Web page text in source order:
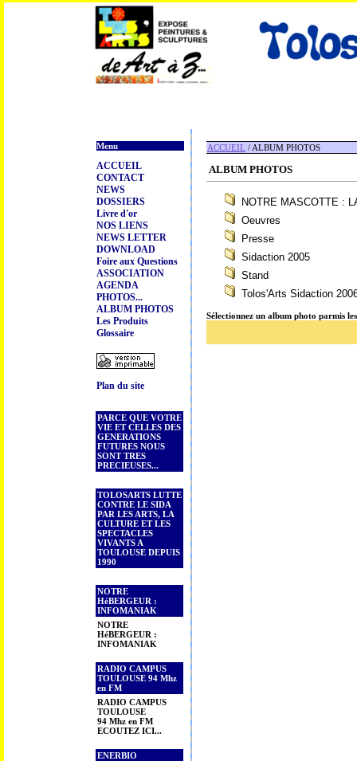
Menu
ACCUEIL
CONTACT
NEWS
DOSSIERS
Livre d'or
NOS LIENS
NEWS LETTER
DOWNLOAD
Foire aux Questions
ASSOCIATION
AGENDA
PHOTOS...
ALBUM PHOTOS
Les Produits
Glossaire
Plan du site
PARCE QUE VOTRE
VIE ET CELLES DES
GENERATIONS
FUTURES NOUS
SONT TRES
PRECIEUSES...
TOLOSARTS LUTTE
CONTRE LE SIDA
PAR LES ARTS, LA
CULTURE ET LES
SPECTACLES
VIVANTS A
TOULOUSE DEPUIS
1990
NOTRE
HéBERGEUR :
INFOMANIAK
NOTRE
HéBERGEUR :
INFOMANIAK
RADIO CAMPUS
TOULOUSE 94 Mhz
en FM
RADIO CAMPUS
TOULOUSE
94 Mhz en FM
ECOUTEZ ICI...
ENERBIO
ACCUEIL / ALBUM PHOTOS
ALBUM PHOTOS
NOTRE MASCOTTE :
Oeuvres
Presse
Sidaction 2005
Stand
Tolos'Arts Sidaction
Sélectionnez un album photo parmis